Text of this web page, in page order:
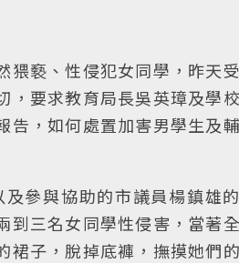
猥褻、性侵犯女同學，昨天
，要求教育局長吳英璋及學
告，如何處置加害男學生及
參與協助的市議員楊鎮雄
到三名女同學性侵害，當著
裙子，脫掉底褲，撫摸她們